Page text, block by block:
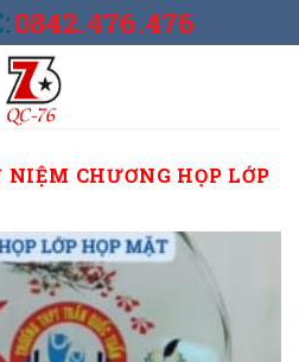
0842.476.476
NIỆM CHƯƠNG HỌP LỚP